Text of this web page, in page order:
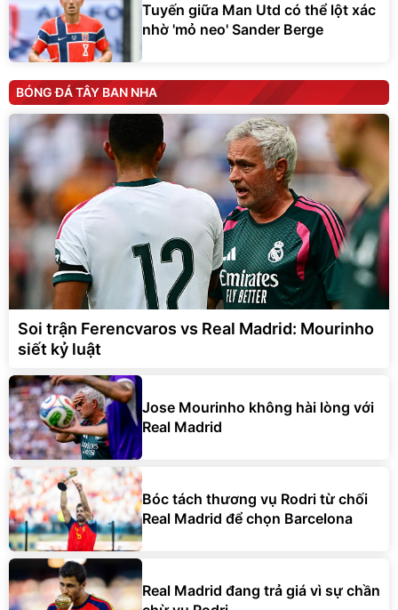
Tuyến giữa Man Utd có thể lột xác
nhờ 'mỏ neo' Sander Berge
BÓNG ĐÁ TÂY BAN NHA
Soi trận Ferencvaros vs Real Madrid: Mourinho
siết kỷ luật
Jose Mourinho không hài lòng với
Real Madrid
Bóc tách thương vụ Rodri từ chối
Real Madrid để chọn Barcelona
Real Madrid đang trả giá vì sự chần